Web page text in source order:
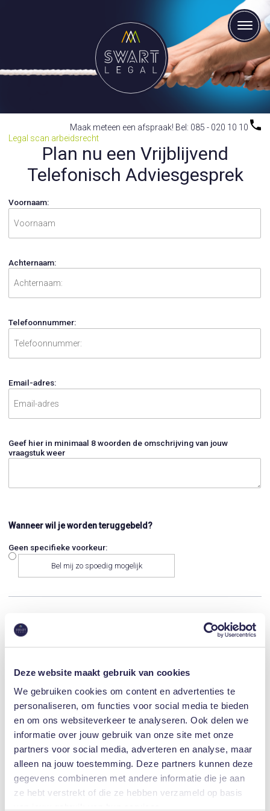
Deze website maakt gebruik van cookies
We gebruiken cookies om content en advertenties te
personaliseren, om functies voor social media te bieden
en om ons websiteverkeer te analyseren. Ook delen we
informatie over jouw gebruik van onze site met onze
partners voor social media, adverteren en analyse, maar
alleen na jouw toestemming. Deze partners kunnen deze
gegevens combineren met andere informatie die je aan
ze hebt verstrekt of die ze hebben verzameld op basis
Maak meteen een afspraak! Bel: 085 - 020 10 10
Legal scan arbeidsrecht
Plan nu een Vrijblijvend
Telefonisch Adviesgesprek
Voornaam:
Achternaam:
Telefoonnummer:
Email-adres:
Geef hier in minimaal 8 woorden de omschrijving van jouw
vraagstuk weer
Wanneer wil je worden teruggebeld?
13:00 13:30 14:00 14:30
15:00 15:30 16:00 16:30
17:30 18:00
20:00
Geen specifieke voorkeur:
Bel mij zo spoedig mogelijk
Heb je stukken waarover je ons advies wenst? Selecteer en voeg deze stukken dan hier
toe: